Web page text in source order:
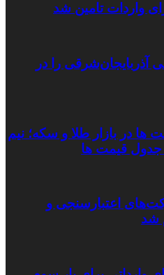
آذربایجان‌شرقی را در
ها در بازار طلا و سکه؛ نیم
قیمت ها
اعتبارسنجی و
شد